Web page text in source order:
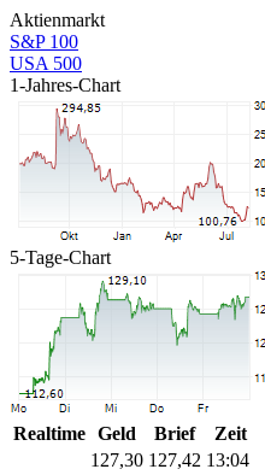
Aktienmarkt
S&P 100
USA 500
1-Jahres-Chart
5-Tage-Chart
Realtime Geld Brief
Zeit
127,30 127,42 13:04